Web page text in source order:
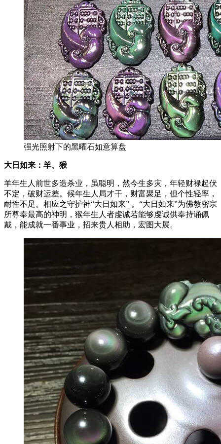
强光照射下的黑曜石如意算盘
大日如来：羊、猴
羊年生人前世多造杀业，虽聪明，然今生多灾，年轻财禄起伏
不定，破财运差。候年生人局才干，财富聚足，但个性轻率，
耐性不足。相应之守护神“大日如来” 。“大日如来”为佛教密宗
所尊奉最高的神明，猴年生人者虔诚若能够虔诚供奉持诵佩
戴，能成就一番事业，招来贵人相助，宏图大展。